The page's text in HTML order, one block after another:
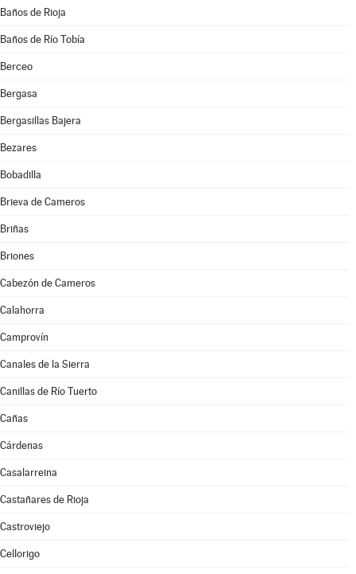
Baños de Rioja
Baños de Río Tobía
Berceo
Bergasa
Bergasillas Bajera
Bezares
Bobadilla
Brieva de Cameros
Briñas
Briones
Cabezón de Cameros
Calahorra
Camprovín
Canales de la Sierra
Canillas de Río Tuerto
Cañas
Cárdenas
Casalarreina
Castañares de Rioja
Castroviejo
Cellorigo